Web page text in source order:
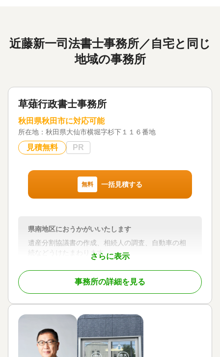
近藤新一司法書士事務所／自宅と同じ
地域の事務所
草薙行政書士事務所
秋田県秋田市に対応可能
所在地： 秋田県大仙市横堀字杉下１１６番地
見積無料 PR
無料 一括見積する
さらに表示
県南地区におうかがいいたします
遺産分割協議書の作成、相続人の調査、自動車の相
続などうけたまわります。
秋田県大仙市、美郷町、仙北市、横手市
対応業務
手続き / 戸籍収集 / 相続人調査
事務所の詳細を見る